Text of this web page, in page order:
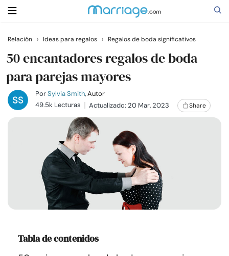
Buscar
Casarse
Relaciones
Cursos
Recursos
Relación › Ideas para regalos › Regalos de boda significativos
50 encantadores regalos de boda
para parejas mayores
PorSylvia Smith, Autor
49.5k Lecturas
Actualizado: 20 Mar, 2023 Share
Tabla de contenidos